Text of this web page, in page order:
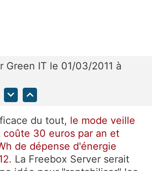
Green IT le 01/03/2011 à
du tout, le mode veille
coûte 30 euros par an et
de dépense d'énergie
. La Freebox Server serait